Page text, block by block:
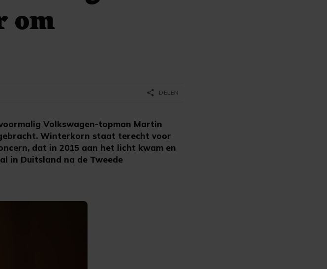
om
Volkswagen-topman Martin
Winterkorn staat terecht voor
dat in 2015 aan het licht kwam en
in Duitsland na de Tweede
share DELEN